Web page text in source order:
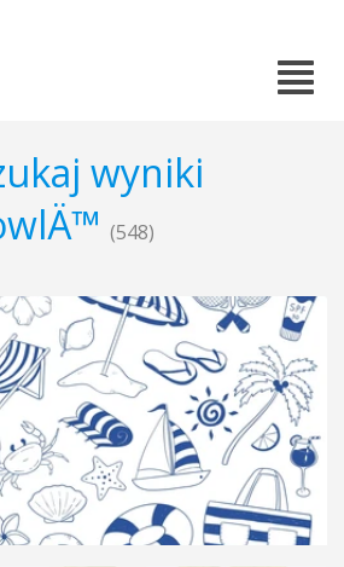
wyniki
(548)